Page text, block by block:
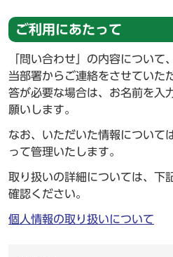
ご利用にあたって
「問い合わせ」の内容について
当部署からご連絡をさせていた
答が必要な場合は、お名前を入
願いします。
なお、いただいた情報について
って管理いたします。
取り扱いの詳細については、下
確認ください。
個人情報の取り扱いについて